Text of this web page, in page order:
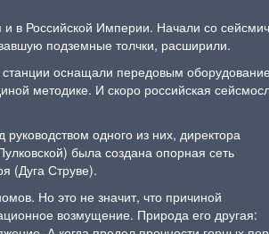
в Российской Империи. Начали со
подземные толчки, расширили.
оснащали передовым
методике. И скоро российская
одного из них, директора
была создана опорная сеть
(Дуга Струве).
Но это не значит, что причиной
возмущение. Природа его другая: